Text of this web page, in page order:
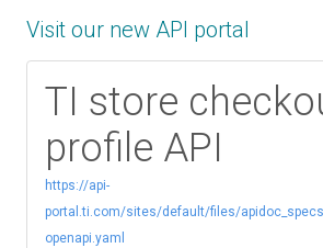
Visit our new API portal
TI store
profile API
https://api-
portal.ti.com/sites/default/files/
openapi.yaml